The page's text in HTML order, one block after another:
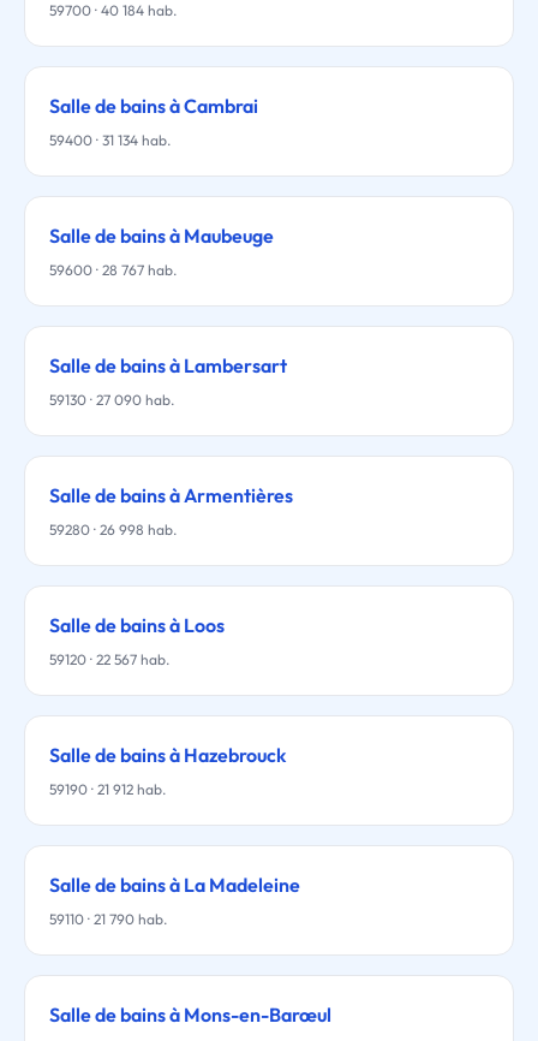
59700 · 40 184 hab.
Salle de bains à Cambrai
59400 · 31 134 hab.
Salle de bains à Maubeuge
59600 · 28 767 hab.
Salle de bains à Lambersart
59130 · 27 090 hab.
Salle de bains à Armentières
59280 · 26 998 hab.
Salle de bains à Loos
59120 · 22 567 hab.
Salle de bains à Hazebrouck
59190 · 21 912 hab.
Salle de bains à La Madeleine
59110 · 21 790 hab.
Salle de bains à Mons-en-Barœul